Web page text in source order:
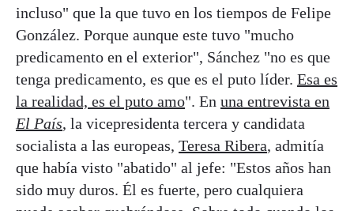
incluso" que la que tuvo en los tiempos de Felipe
González. Porque aunque este tuvo "mucho
predicamento en el exterior", Sánchez "no es que
tenga predicamento, es que es el puto líder. Esa es
la realidad, es el puto amo". En una entrevista en
El País, la vicepresidenta tercera y candidata
socialista a las europeas, Teresa Ribera, admitía
que había visto "abatido" al jefe: "Estos años han
sido muy duros. Él es fuerte, pero cualquiera